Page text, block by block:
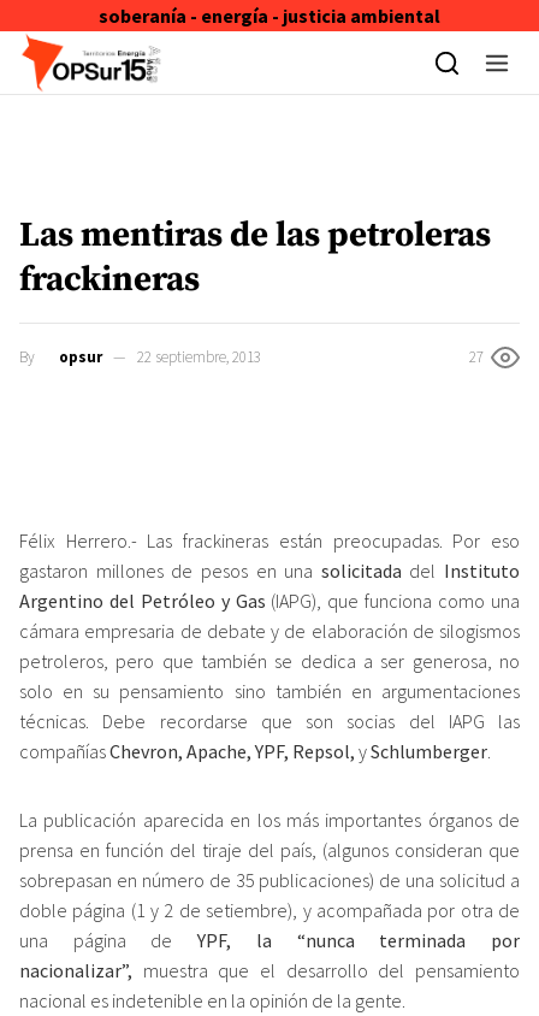
soberanía - energía - justicia ambiental
Skip to content
Las mentiras de las petroleras
frackineras
By opsur 22 septiembre, 2013 27
Félix Herrero.- Las frackineras están preocupadas. Por eso
gastaron millones de pesos en una solicitada del Instituto
Argentino del Petróleo y Gas (IAPG), que funciona como una
cámara empresaria de debate y de elaboración de silogismos
petroleros, pero que también se dedica a ser generosa, no
solo en su pensamiento sino también en argumentaciones
técnicas. Debe recordarse que son socias del IAPG las
compañíasChevron, Apache, YPF, Repsol, ySchlumberger
La publicación aparecida en los más importantes órganos de
prensa en función del tiraje del país, (algunos consideran que
sobrepasan en número de 35 publicaciones) de una solicitud a
doble página (1 y 2 de setiembre), y acompañada por otra de
una página deYPF, la “nunca terminada por
nacionalizar”, muestra que el desarrollo del pensamiento
nacional es indetenible en la opinión de la gente.